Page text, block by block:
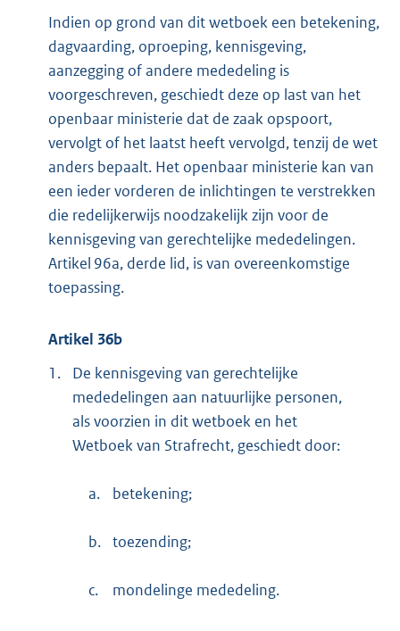
Indien op grond van dit wetboek een betekening,
dagvaarding, oproeping, kennisgeving,
aanzegging of andere mededeling is
voorgeschreven, geschiedt deze op last van het
openbaar ministerie dat de zaak opspoort,
vervolgt of het laatst heeft vervolgd, tenzij de wet
anders bepaalt. Het openbaar ministerie kan van
een ieder vorderen de inlichtingen te verstrekken
die redelijkerwijs noodzakelijk zijn voor de
kennisgeving van gerechtelijke mededelingen.
Artikel 96a, derde lid, is van overeenkomstige
toepassing.
Artikel 36b
1.
De kennisgeving van gerechtelijke
mededelingen aan natuurlijke personen,
als voorzien in dit wetboek en het
Wetboek van Strafrecht, geschiedt door:
a. betekening;
b. toezending;
c. mondelinge mededeling.